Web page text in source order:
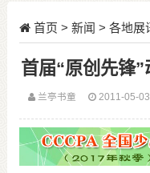
首页 > 新闻 > 各地展
首届“原创先锋
兰亭书童 2011-05-03